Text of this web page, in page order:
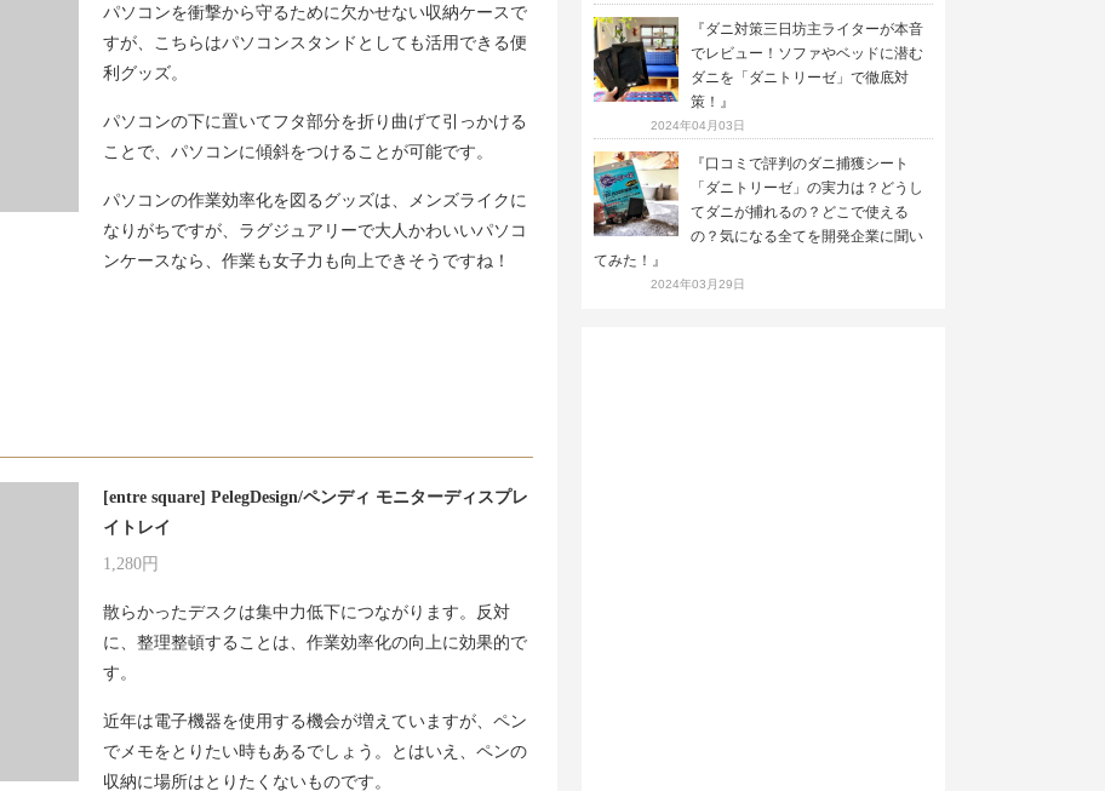
パソコンを衝撃から守るために欠かせない収納ケースで
すが、こちらはパソコンスタンドとしても活用できる便
利グッズ。
パソコンの下に置いてフタ部分を折り曲げて引っかける
ことで、パソコンに傾斜をつけることが可能です。
パソコンの作業効率化を図るグッズは、メンズライクに
なりがちですが、ラグジュアリーで大人かわいいパソコ
ンケースなら、作業も女子力も向上できそうですね！
[entre square] PelegDesign/ペンディ モニターディスプレ
イトレイ
1,280円
散らかったデスクは集中力低下につながります。反対
に、整理整頓することは、作業効率化の向上に効果的で
す。
近年は電子機器を使用する機会が増えていますが、ペン
でメモをとりたい時もあるでしょう。とはいえ、ペンの
収納に場所はとりたくないものです。
『ダニ対策三日坊主ライターが本音
でレビュー！ソファやベッドに潜む
ダニを「ダニトリーゼ」で徹底対
策！』
2024年04月03日
『口コミで評判のダニ捕獲シート
「ダニトリーゼ」の実力は？どうし
てダニが捕れるの？どこで使える
の？気になる全てを開発企業に聞い
てみた！』
2024年03月29日